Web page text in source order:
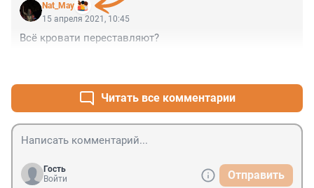
Nat_May
15 апреля 2021, 10:45
Всё кровати переставляют?
Читать все комментарии
Гость
Войти
Отправить